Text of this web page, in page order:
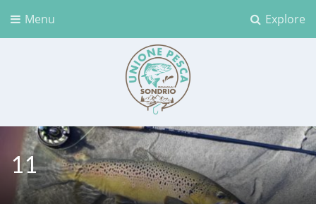
Explore
Menu
Unione Pesca Sondrio
11